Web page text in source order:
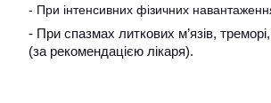
- При інтенсивних фізичних
- При спазмах литкових м’язів,
(за рекомендацією лікаря).